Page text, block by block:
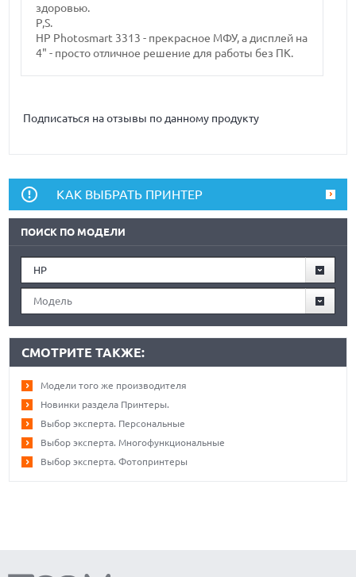
здоровью.
P,S.
HP Photosmart 3313 - прекрасное МФУ, а дисплей на
4" - просто отличное решение для работы без ПК.
Подписаться на отзывы по данному продукту
КАК ВЫБРАТЬ ПРИНТЕР
ПОИСК ПО МОДЕЛИ
HP
Модель
СМОТРИТЕ ТАКЖЕ:
Модели того же производителя
Новинки раздела Принтеры.
Выбор эксперта. Персональные
Выбор эксперта. Многофункциональные
Выбор эксперта. Фотопринтеры